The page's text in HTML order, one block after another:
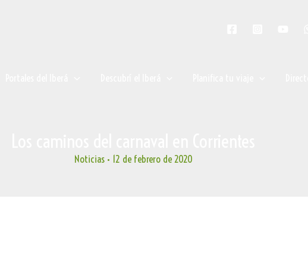
Noticias• 12 de febrero de 2020